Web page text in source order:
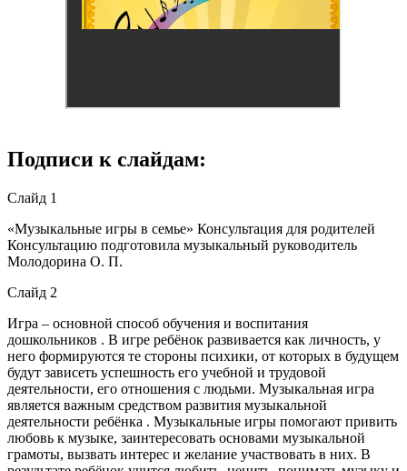
Подписи к слайдам:
Слайд 1
«Музыкальные игры в семье» Консультация для родителей
Консультацию подготовила музыкальный руководитель
Молодорина О. П.
Слайд 2
Игра – основной способ обучения и воспитания
дошкольников . В игре ребёнок развивается как личность, у
него формируются те стороны психики, от которых в будущем
будут зависеть успешность его учебной и трудовой
деятельности, его отношения с людьми. Музыкальная игра
является важным средством развития музыкальной
деятельности ребёнка . Музыкальные игры помогают привить
любовь к музыке, заинтересовать основами музыкальной
грамоты, вызвать интерес и желание участвовать в них. В